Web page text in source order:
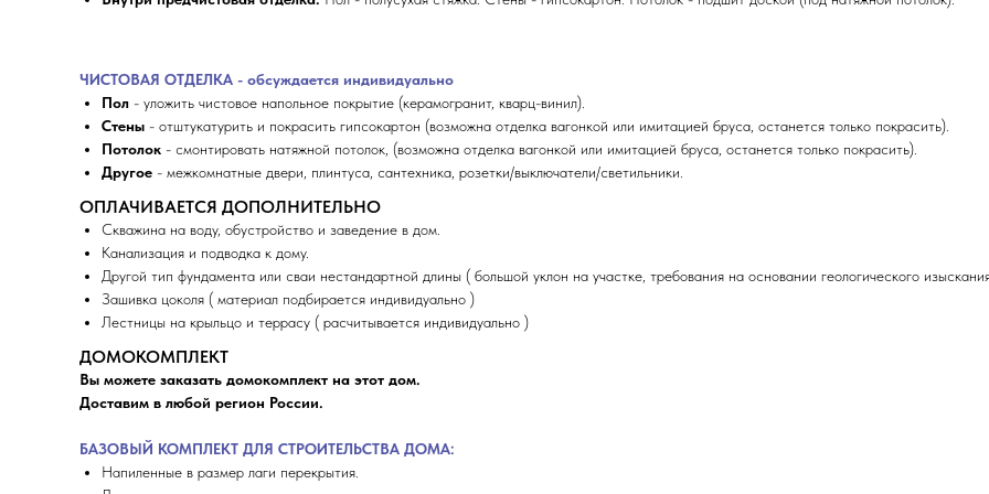
ЧИСТОВАЯ ОТДЕЛКА - обсуждается индивидуально
Пол - уложить чистовое напольное покрытие (керамогранит, кварц-винил).
Стены - отштукатурить и покрасить гипсокартон (возможна отделка вагонкой или имитацией бруса, останется только покрасить).
Потолок - смонтировать натяжной потолок, (возможна отделка вагонкой или имитацией бруса, останется только покрасить).
Другое - межкомнатные двери, плинтуса, сантехника, розетки/выключатели/светильники.
ОПЛАЧИВАЕТСЯ ДОПОЛНИТЕЛЬНО
Скважина на воду, обустройство и заведение в дом.
Канализация и подводка к дому.
Другой тип фундамента или сваи нестандартной длины ( большой уклон на участке, требования на основании геологического
Зашивка цоколя ( материал подбирается индивидуально )
Лестницы на крыльцо и террасу ( расчитывается индивидуально )
ДОМОКОМПЛЕКТ
Вы можете заказать домокомплект на этот дом.
Доставим в любой регион России.
БАЗОВЫЙ КОМПЛЕКТ ДЛЯ СТРОИТЕЛЬСТВА ДОМА:
Напиленные в размер лаги перекрытия.